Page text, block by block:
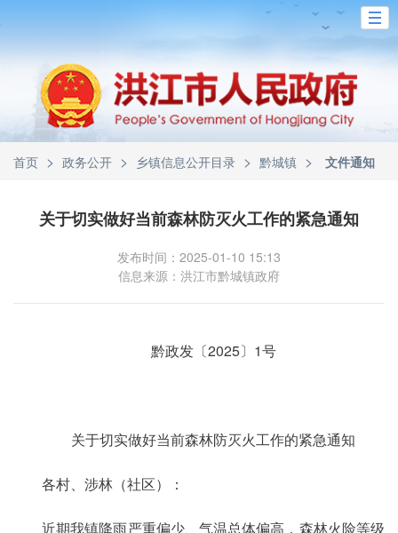
首页 > 政务公开 > 乡镇信息公开目录 > 黔城镇 > 文件通知
关于切实做好当前森林防灭火工作的紧急通知
发布时间：2025-01-10 15:13
信息来源：洪江市黔城镇政府
黔政发〔2025〕1号
关于切实做好当前森林防灭火工作的紧急通知
各村、涉林（社区）：
近期我镇降雨严重偏少、气温总体偏高，森林火险等级